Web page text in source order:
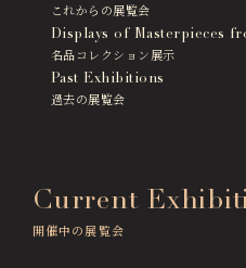
News
最新情報
これからの展覧会
Displays of Masterpieces
名品コレクション展示
Past Exhibitions
過去の展覧会
Current
開催中の展覧会